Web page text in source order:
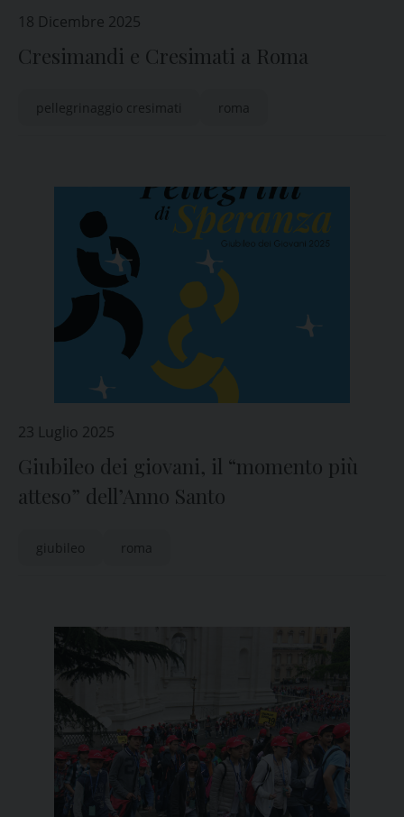
18 Dicembre 2025
Cresimandi e Cresimati a Roma
pellegrinaggio cresimati roma
23 Luglio 2025
Giubileo dei giovani, il “momento più
atteso” dell’Anno Santo
giubileo roma